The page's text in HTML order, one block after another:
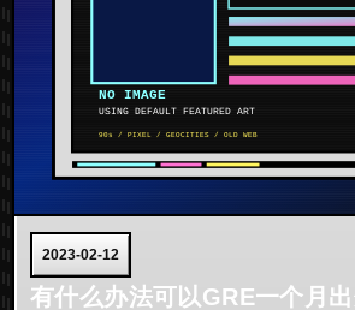
2023-02-12
有什么办法可以GRE一个月